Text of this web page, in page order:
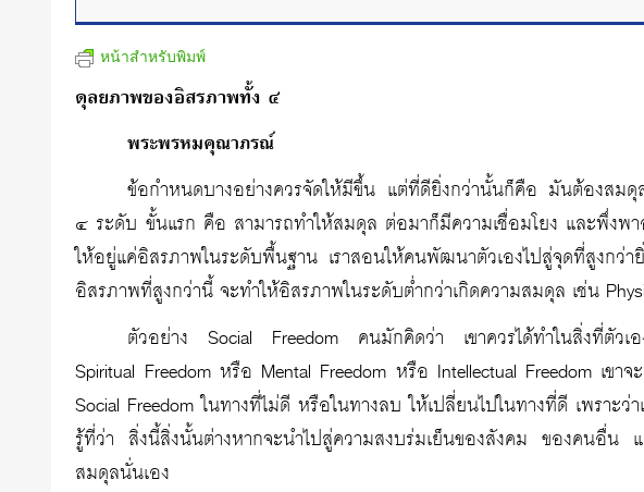
หน้าสำหรับพิมพ์
ดุลยภาพของอิสรภาพทั้ง ๔
พระพรหมคุณาภรณ์
ข้อกำหนดบางอย่างควรจัดให้มีขึ้น แต่ที่ดียิ่งกว่านั้นก็คือ มันต้องสมดุ
๔ ระดับ ขั้นแรก คือ สามารถทำให้สมดุล ต่อมาก็มีความเชื่อมโยง และพึ่งพา
ให้อยู่แค่อิสรภาพในระดับพื้นฐาน เราสอนให้คนพัฒนาตัวเองไปสู่จุดที่สูงกว่
อิสรภาพที่สูงกว่านี้ จะทำให้อิสรภาพในระดับต่ำกว่าเกิดความสมดุล เช่น
ตัวอย่าง Social Freedom คนมักคิดว่า เขาควรได้ทำในสิ่งที่ตัวเ
Spiritual Freedom หรือ Mental Freedom หรือ Intellectual Freedom เข
Social Freedom ในทางที่ไม่ดี หรือในทางลบ ให้เปลี่ยนไปในทางที่ดี เพราะ
รู้ที่ว่า สิ่งนี้สิ่งนั้นต่างหากจะนำไปสู่ความสงบร่มเย็นของสังคม ของคนอื่น
สมดุลนั่นเอง